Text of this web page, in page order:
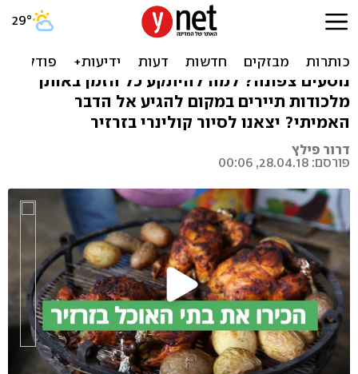
זול, טעים ומחתרתי: בתי
האוכל בזרזיר
נוסעים צפונה? למה להיתקע כל הזמן באותן
מלכודות תיירים במקום להגיע אל הדבר
האמיתי? יצאנו לסיור קולינרי בזרזיר
דרור פילץ
פורסם: 28.04.18, 00:06